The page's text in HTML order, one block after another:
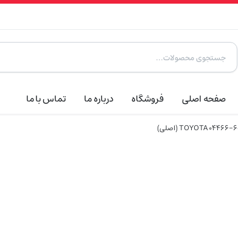
Products
search
صفحه اصلی فروشگاه درباره ما تماس با ما